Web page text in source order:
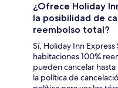
¿Ofrece Holiday
la posibilidad de
reembolso total?
Sí, Holiday Inn
habitaciones 100%
pueden cancelar
la política de